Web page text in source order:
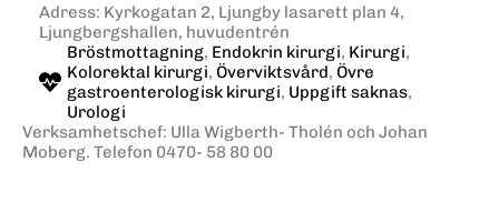
Adress: Kyrkogatan 2, Ljungby lasarett plan 4,
Ljungbergshallen, huvudentrén
Bröstmottagning, Endokrin kirurgi, Kirurgi,
Kolorektal kirurgi, Överviktsvård, Övre
gastroenterologisk kirurgi, Uppgift saknas,
Urologi
Verksamhetschef: Ulla Wigberth- Tholén och Johan
Moberg. Telefon 0470- 58 80 00